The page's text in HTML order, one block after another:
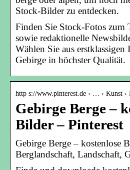
Stock-Bilder zu entdecken.
Finden Sie Stock-Fotos zum
sowie redaktionelle
Wählen Sie aus
Gebirge in höchster Qualität.
http s://www.pinterest.de › … › Kunst ›
Gebirge Berge –
Bilder – Pinterest
Gebirge Berge – kostenlose
Berglandschaft, Landschaft,